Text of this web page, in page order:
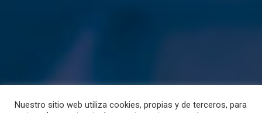
Nuestro sitio web utiliza cookies, propias y de terceros, para